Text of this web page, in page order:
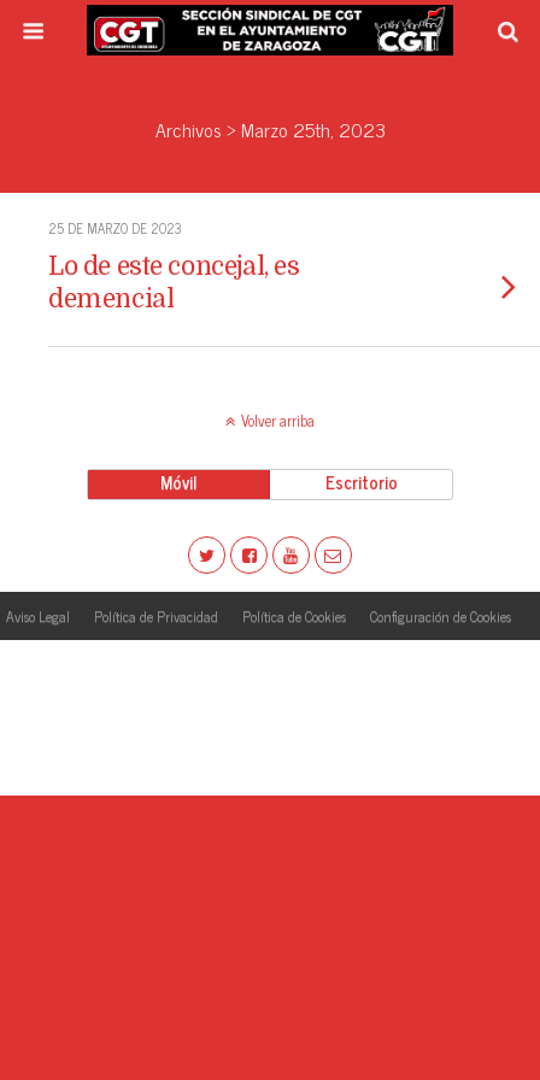
Archivos › Marzo 25th, 2023
25 DE MARZO DE 2023
Lo de este concejal, es
demencial
Volver arriba
Móvil Escritorio
Aviso Legal Política de Privacidad Política de Cookies Configuración de Cookies